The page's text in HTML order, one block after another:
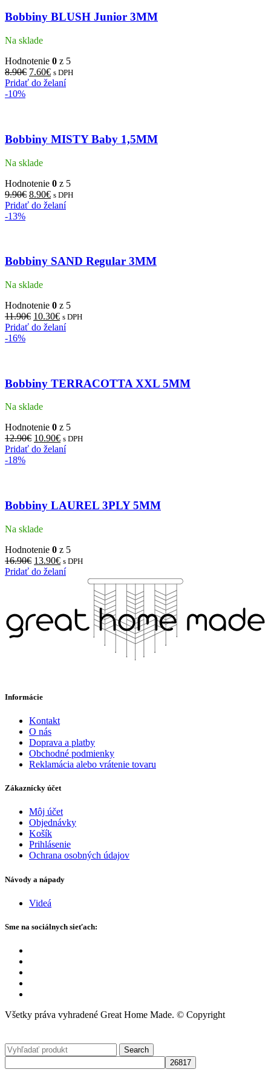
Bobbiny BLUSH Junior 3MM
Na sklade
Hodnotenie 0 z 5
8.90€ 7.60€ s DPH
Pridať do želaní
-10%
Bobbiny MISTY Baby 1,5MM
Na sklade
Hodnotenie 0 z 5
9.90€ 8.90€ s DPH
Pridať do želaní
-13%
Bobbiny SAND Regular 3MM
Na sklade
Hodnotenie 0 z 5
11.90€ 10.30€ s DPH
Pridať do želaní
-16%
Bobbiny TERRACOTTA XXL 5MM
Na sklade
Hodnotenie 0 z 5
12.90€ 10.90€ s DPH
Pridať do želaní
-18%
Bobbiny LAUREL 3PLY 5MM
Na sklade
Hodnotenie 0 z 5
16.90€ 13.90€ s DPH
Pridať do želaní
Informácie
Kontakt
O nás
Doprava a platby
Obchodné podmienky
Reklamácia alebo vrátenie tovaru
Zákaznícky účet
Môj účet
Objednávky
Košík
Prihlásenie
Ochrana osobných údajov
Návody a nápady
Videá
Sme na sociálnych sieťach:
Všetky práva vyhradené Great Home Made. © Copyright
Search